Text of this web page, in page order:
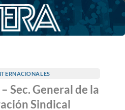
Sec. General de la
Sindical